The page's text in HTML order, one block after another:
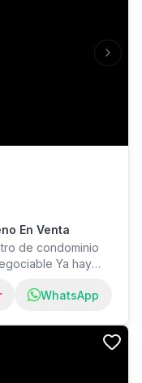
Next
En Venta
de condominio
Ya hay
WhatsApp